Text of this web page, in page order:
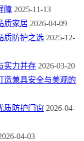
障 2025-11-13
质家居 2026-04-09
质防护之选 2025-12-
实力并存 2026-03-20
造兼具安全与美观的
质防护门窗 2026-04-
04-03